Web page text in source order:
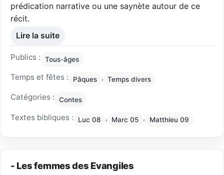
prédication narrative ou une saynète autour de ce
récit.
Lire la suite
Publics : Tous-âges
Temps et fêtes : Pâques , Temps divers
Catégories : Contes
Textes bibliques : Luc 08 , Marc 05 , Matthieu 09
- Les femmes des Evangiles